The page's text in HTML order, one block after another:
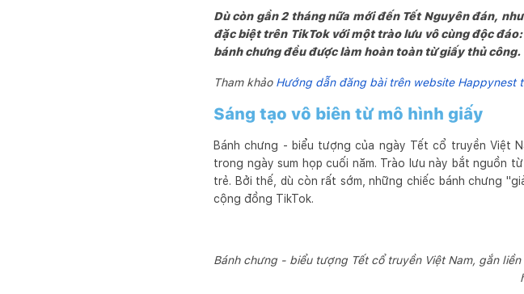
Dù còn gần 2 tháng nữa mới đến Tết Nguyên đán,
đặc biệt trên TikTok với một trào lưu vô cùng độc
bánh chưng đều được làm hoàn toàn từ giấy thủ công.
Tham khảo Hướng dẫn đăng bài trên website Happynest
Sáng tạo vô biên từ mô hình giấy
Bánh chưng - biểu tượng của ngày Tết cổ truyền Việt
trong ngày sum họp cuối năm. Trào lưu này bắt nguồn
trẻ. Bởi thế, dù còn rất sớm, những chiếc bánh chưng
cộng đồng TikTok.
Bánh chưng - biểu tượng Tết cổ truyền Việt Nam, gắn